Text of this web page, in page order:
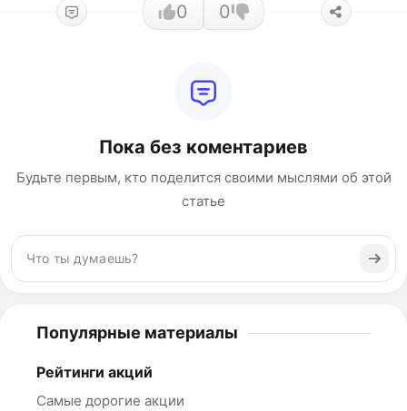
0 0
Пока без коментариев
Будьте первым, кто поделится своими мыслями об этой
статье
Популярные материалы
Рейтинги акций
Самые дорогие акции